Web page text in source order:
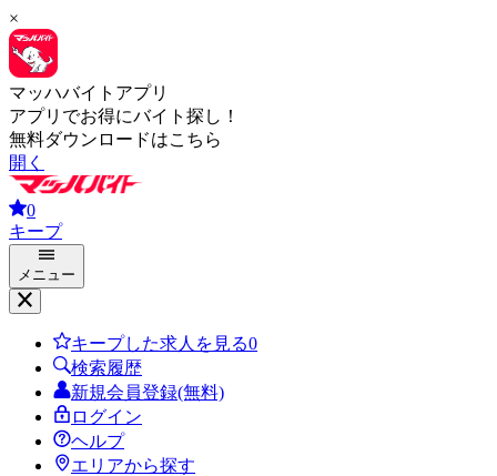
×
マッハバイトアプリ
アプリでお得にバイト探し！
無料ダウンロードはこちら
開く
0
キープ
メニュー
キープした求人を見る0
検索履歴
新規会員登録(無料)
ログイン
ヘルプ
エリアから探す